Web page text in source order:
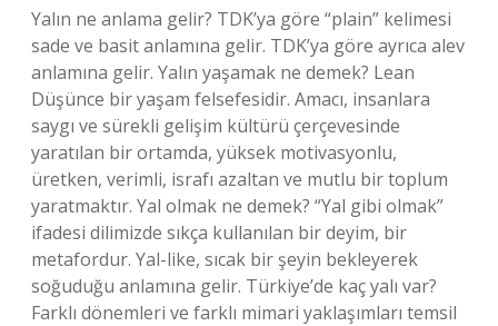
Yalın ne anlama gelir? TDK’ya göre “plain” kelimesi
sade ve basit anlamına gelir. TDK’ya göre ayrıca alev
anlamına gelir. Yalın yaşamak ne demek? Lean
Düşünce bir yaşam felsefesidir. Amacı, insanlara
saygı ve sürekli gelişim kültürü çerçevesinde
yaratılan bir ortamda, yüksek motivasyonlu,
üretken, verimli, israfı azaltan ve mutlu bir toplum
yaratmaktır. Yal olmak ne demek? “Yal gibi olmak”
ifadesi dilimizde sıkça kullanılan bir deyim, bir
metafordur. Yal-like, sıcak bir şeyin bekleyerek
soğuduğu anlamına gelir. Türkiye’de kaç yalı var?
Farklı dönemleri ve farklı mimari yaklaşımları temsil